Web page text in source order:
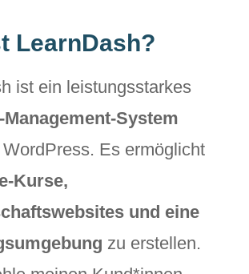
LearnDash?
ist ein leistungsstarkes
System
Es ermöglicht
Kurse,
und eine
zu erstellen.